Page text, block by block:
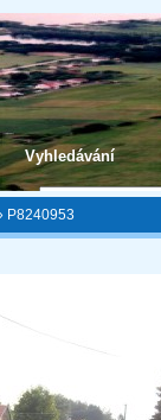
Vyhledávání
P8240953